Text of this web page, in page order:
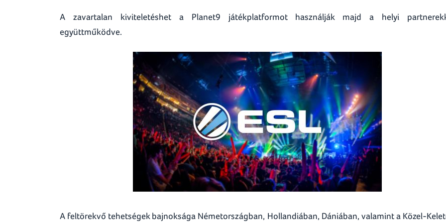
A zavartalan kiviteletéshet a Planet9 játékplatformot használják majd a helyi
együttműködve.
A feltörekvő tehetségek bajnoksága Németországban, Hollandiában, Dániában, valamint a Közel-